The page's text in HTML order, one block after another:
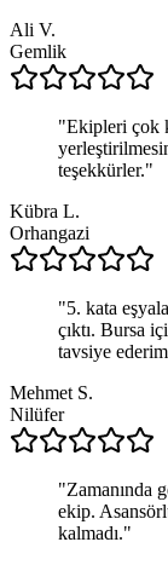
Ali V.
Gemlik
"Ekipleri çok
teşekkürler."
Kübra L.
Orhangazi
"5. kata
çıktı. Bursa
tavsiye
Mehmet S.
Nilüfer
"Zamanında
ekip.
kalmadı."